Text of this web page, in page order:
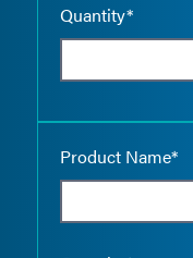
Quantity*
Product Name*